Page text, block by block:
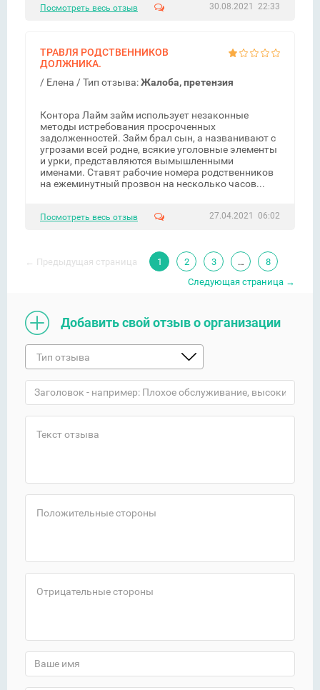
Посмотреть весь отзыв 30.08.2021 22:33
ТРАВЛЯ РОДСТВЕННИКОВ
ДОЛЖНИКА.
/ Елена / Тип отзыва:Жалоба, претензия
Контора Лайм займ использует незаконные
методы истребования просроченных
задолженностей. Займ брал сын, а названивают с
угрозами всей родне, всякие уголовные элементы
и урки, представляются вымышленными
именами. Ставят рабочие номера родственников
на ежеминутный прозвон на несколько часов...
Посмотреть весь отзыв 27.04.2021 06:02
← Предыдущая страница 1 2 3 …
8
Следующая страница →
Добавить свой отзыв о организации
Тип отзыва